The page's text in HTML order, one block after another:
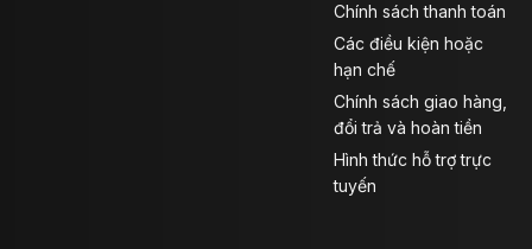
giảm hầm bí khi chạy chậm trong phố.
Đệm TPU lòng bàn tay: chịu ma sát, hỗ trợ chống va
Chính sách thanh toán
Các điều kiện hoặc
hạn chế
Chính sách giao hàng,
đổi trả và hoàn tiền
Hình thức hỗ trợ trực
tuyến